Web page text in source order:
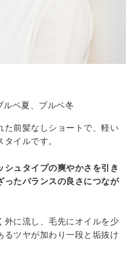
ルベ夏、ブルベ冬
た前髪なしショートで、軽い
イルです。
ュタイプの爽やかさを引き
ったバランスの良さにつなが
外に流し、毛先にオイルを少
るツヤが加わり一段と垢抜け